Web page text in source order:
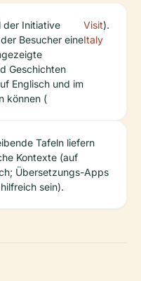
der Initiative
Besucher eine
Geschichten
Englisch und im
können (
Visit
Italy
).
Tafeln liefern
Kontexte (auf
Übersetzungs-Apps
sein).